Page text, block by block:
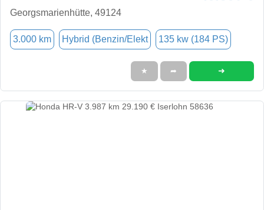
Georgsmarienhütte, 49124
3.000 km Hybrid (Benzin/Elekt 135 kw (184 PS)
★ ➦ ➜